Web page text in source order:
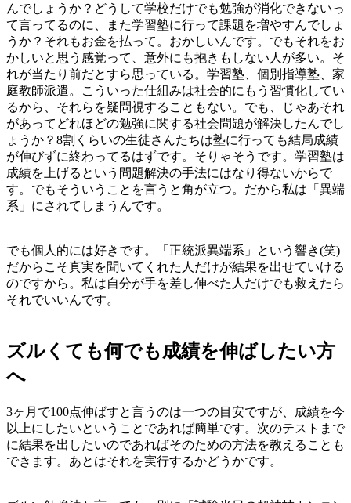
んでしょうか？どうして学校だけでも勉強が消化できないっ
て言ってるのに、また学習塾に行って課題を増やすんでしょ
うか？それもお金を払って。おかしいんです。でもそれをお
かしいと思う感覚って、意外にも抱きもしない人が多い。そ
れが当たり前だとすら思っている。学習塾、個別指導塾、家
庭教師派遣。こういった仕組みは社会的にもう習慣化してい
るから、それらを疑問視することもない。でも、じゃあそれ
があってどれほどの勉強に関する社会問題が解決したんでし
ょうか？8割くらいの生徒さんたちは塾に行っても結局成績
が伸びずに終わってるはずです。そりゃそうです。学習塾は
成績を上げるという問題解決の手法にはなり得ないからで
す。でもそういうことを言うと角が立つ。だから私は「異端
系」にされてしまうんです。
でも個人的には好きです。「正統派異端系」という響き(笑)
だからこそ真実を聞いてくれた人だけが結果を出せていける
のですから。私は自分が手を差し伸べた人だけでも救えたら
それでいいんです。
ズルくても何でも成績を伸ばしたい方
へ
3ヶ月で100点伸ばすと言うのは一つの目安ですが、成績を今
以上にしたいということであれば簡単です。次のテストまで
に結果を出したいのであればそのための方法を教えることも
できます。あとはそれを実行するかどうかです。